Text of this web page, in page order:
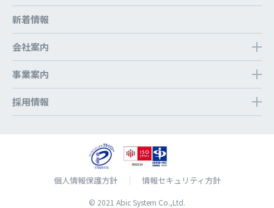
新着情報
会社案内
事業案内
採⽤情報
個⼈情報保護⽅針 情報セキュリティ方針
© 2021 Abic System Co.,Ltd.